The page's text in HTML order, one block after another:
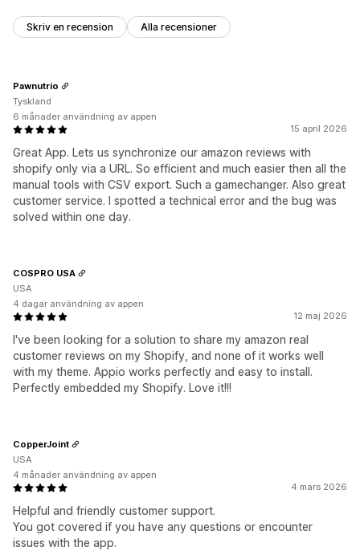
Skriv en recension Alla recensioner
15 april 2026
Great App. Lets us synchronize our amazon reviews with
shopify only via a URL. So efficient and much easier then all the
manual tools with CSV export. Such a gamechanger. Also great
customer service. I spotted a technical error and the bug was
solved within one day.
Pawnutrio
Tyskland
6 månader användning av appen
12 maj 2026
I've been looking for a solution to share my amazon real
customer reviews on my Shopify, and none of it works well
with my theme. Appio works perfectly and easy to install.
Perfectly embedded my Shopify. Love it!!!
COSPRO USA
USA
4 dagar användning av appen
4 mars 2026
Helpful and friendly customer support.
You got covered if you have any questions or encounter
issues with the app.
CopperJoint
USA
4 månader användning av appen